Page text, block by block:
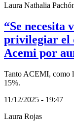
Laura Nathalia
“Se necesita
privilegiar el
Acemi por
Tanto ACEMI, como
15%.
11/12/2025 - 19:47
Laura Rojas